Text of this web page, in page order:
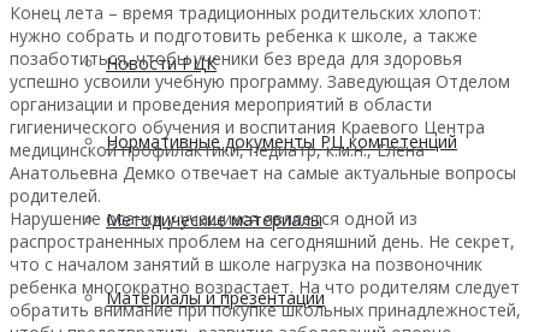
Новости РЦК
Нормативные документы РЦ компетенций
Методические материалы
Материалы и презентации
Конец лета – время традиционных родительских хлопот:
нужно собрать и подготовить ребенка к школе, а также
позаботиться, чтобы ученики без вреда для здоровья
успешно усвоили учебную программу. Заведующая Отделом
организации и проведения мероприятий в области
гигиенического обучения и воспитания Краевого Центра
медицинской профилактики, педиатр, к.м.н., Елена
Анатольевна Демко отвечает на самые актуальные вопросы
родителей.
Нарушение осанки у учащихся является одной из
распространенных проблем на сегодняшний день. Не секрет,
что с началом занятий в школе нагрузка на позвоночник
ребенка многократно возрастает. На что родителям следует
обратить внимание при покупке школьных принадлежностей,